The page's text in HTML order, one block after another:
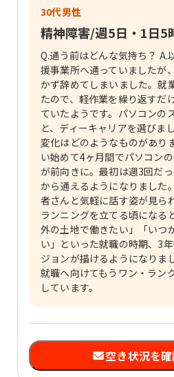
30代男性
精神障害/週5日・1日5
Q.通う前はどんな気持ち？ A.
援事業所へ通っていましたが
かず辞めてしまいました。就
たので、軽作業を繰り返すだ
ていたようです。パソコンの
と、ディーキャリアを選びま
変化はどのようなものがあり
い始めて4ヶ月間でパソコン
が前向きに。最初は週3回だ
から通えるようになりました
者さんと気軽に話す姿が見ら
ランニングを立てる頃になる
外の土地で働きたい」「いつ
い」といった就職の時期、3
ジョンが描けるようになりま
就職へ向けてもうワン・ラン
しています。
空き状況を